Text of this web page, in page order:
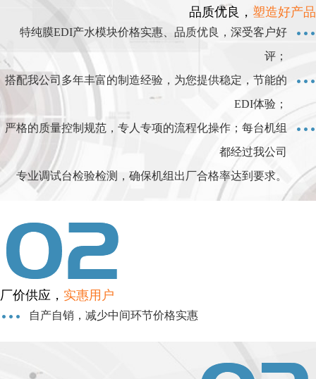
品质优良， 塑造好产品
特纯膜EDI产水模块价格实惠、品质优良，深受客户好
评；
搭配我公司多年丰富的制造经验，为您提供稳定，节能的
EDI体验；
严格的质量控制规范，专人专项的流程化操作；每台机组
都经过我公司
专业调试台检验检测，确保机组出厂合格率达到要求。
厂价供应， 实惠用户
自产自销，减少中间环节价格实惠